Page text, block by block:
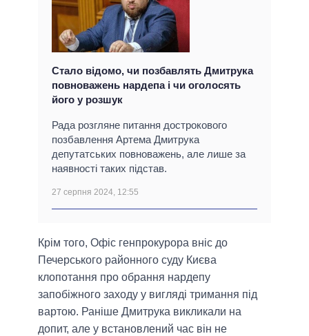
Стало відомо, чи позбавлять Дмитрука
повноважень нардепа і чи оголосять
його у розшук
Рада розгляне питання дострокового
позбавлення Артема Дмитрука
депутатських повноважень, але лише за
наявності таких підстав.
27 серпня 2024, 12:55
Крім того, Офіс генпрокурора вніс до
Печерського районного суду Києва
клопотання про обрання нардепу
запобіжного заходу у вигляді тримання під
вартою. Раніше Дмитрука викликали на
допит, але у встановлений час він не